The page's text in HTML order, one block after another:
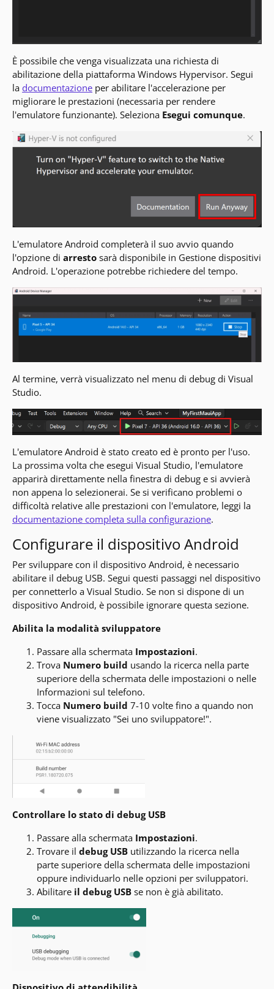
È possibile che venga visualizzata una richiesta di
abilitazione della piattaforma Windows Hypervisor. Segui
ladocumentazione per abilitare l'accelerazione per
migliorare le prestazioni (necessaria per rendere
l'emulatore funzionante). Seleziona Esegui comunque.
L'emulatore Android completerà il suo avvio quando
l'opzione diarresto sarà disponibile in Gestione dispositivi
Android. L'operazione potrebbe richiedere del tempo.
Al termine, verrà visualizzato nel menu di debug di Visual
Studio.
L'emulatore Android è stato creato ed è pronto per l'uso.
La prossima volta che esegui Visual Studio, l'emulatore
apparirà direttamente nella finestra di debug e si avvierà
non appena lo selezionerai. Se si verificano problemi o
difficoltà relative alle prestazioni con l'emulatore, leggi la
documentazione completa sulla configurazione.
Configurare il dispositivo Android
Per sviluppare con il dispositivo Android, è necessario
abilitare il debug USB. Segui questi passaggi nel dispositivo
per connetterlo a Visual Studio. Se non si dispone di un
dispositivo Android, è possibile ignorare questa sezione.
Abilita la modalità sviluppatore
Passare alla schermata Impostazioni.
Trova Numero build usando la ricerca nella parte
superiore della schermata delle impostazioni o nelle
Informazioni sul telefono.
Tocca Numero build 7-10 volte fino a quando non
viene visualizzato "Sei uno sviluppatore!".
Controllare lo stato di debug USB
Passare alla schermata Impostazioni.
Trovare ildebug USB utilizzando la ricerca nella
parte superiore della schermata delle impostazioni
oppure individuarlo nelle opzioni per sviluppatori.
Abilitare il debug USB se non è già abilitato.